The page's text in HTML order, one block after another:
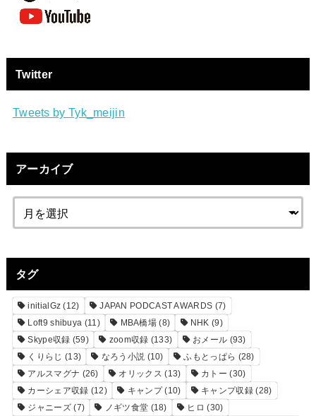
Twitter
Tweets by Tyk_meijin
アーカイブ
タグ
initialGz (12) JAPAN PODCAST AWARDS (7)
Loft9 shibuya (11) MBA橋場 (8) NHK (9)
Skype収録 (59) zoom収録 (133) おメール (93)
くりらじ (13) なろう小説 (10) ふもとっぱら (28)
アルスマグナ (26) オリックス (13) カトー (30)
カーシェア収録 (12) キャンプ(10) キャンプ収録(28)
ジャニーズ(7) ノギツ食堂 (18) ヒロ (30)